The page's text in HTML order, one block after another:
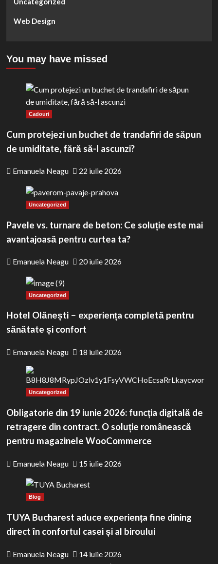
Web Design
You may have missed
Cadouri
Cum protejezi un buchet de trandafiri de săpun
de umiditate, fără să-l ascunzi?
Emanuela Neagu 22 iulie 2026
Uncategorized
Pavele vs. turnare de beton: Ce soluție este mai
avantajoasă pentru curtea ta?
Emanuela Neagu 20 iulie 2026
Uncategorized
Hotel Olănești – experiența completă pentru
sănătate și confort
Emanuela Neagu 18 iulie 2026
Uncategorized
Obligatorie din 19 iunie 2026: funcția digitală de
retragere din contract. O soluție românească
pentru magazinele WooCommerce
Emanuela Neagu 15 iulie 2026
Blog
TUYA Bucharest aduce experiența fine dining
direct în confortul casei și al biroului
Emanuela Neagu
14 iulie 2026